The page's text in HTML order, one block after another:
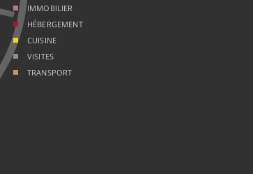
IMMOBILIER
HÉBERGEMENT
CUISINE
VISITES
TRANSPORT